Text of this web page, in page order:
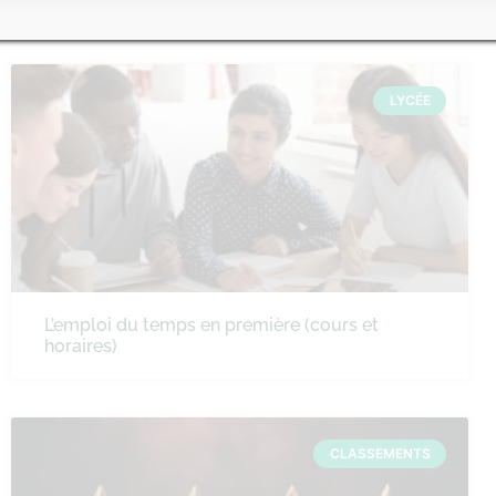
LYCÉE
L’emploi du temps en première (cours et
horaires)
CLASSEMENTS